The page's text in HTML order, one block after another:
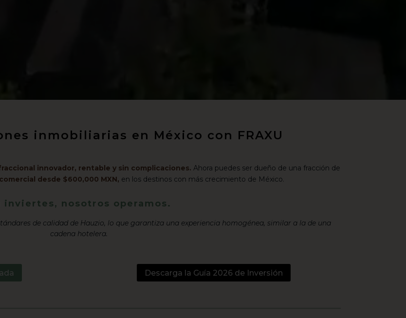
inmobiliarias en México con FRAXU
innovador, rentable y sin complicaciones. Ahora puedes ser dueño de una fracción de
desde $600,000 MXN, en los destinos con más crecimiento de México.
inviertes, nosotros operamos.
de calidad de Hauzio, lo que garantiza una experiencia homogénea, similar a la de una
cadena hotelera.
Descarga la Guía 2026 de Inversión